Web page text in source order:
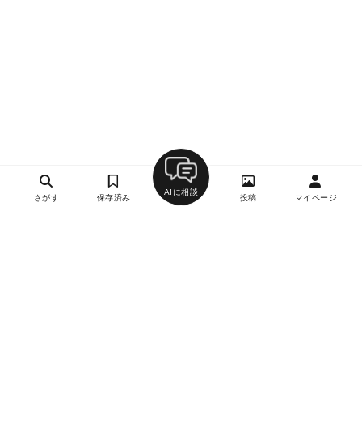
さがす 保存済み
AIに相談
投稿 マイページ